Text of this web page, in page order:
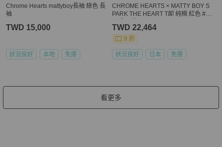
Chrome Hearts mattyboy長袖 綠色 長
袖
TWD 15,000
狀況良好 本地 免運
CHROME HEARTS × MATTY BOY S
PARK THE HEART T卹 純棉 紅色 #L
TWD 22,464
9 折
狀況良好 日本 免運
看更多